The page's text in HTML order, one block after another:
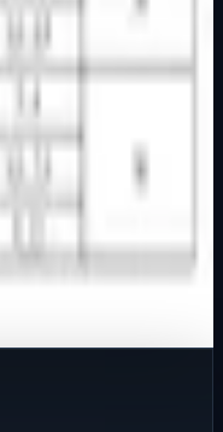
trgovini Živić-
internetskoj trgovini.